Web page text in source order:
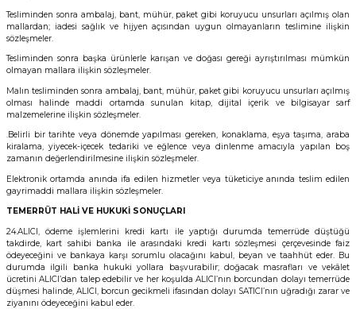
Tesliminden sonra ambalaj, bant, mühür, paket gibi koruyucu unsurları açılmış olan
mallardan; iadesi sağlık ve hijyen açısından uygun olmayanların teslimine ilişkin
sözleşmeler.
Tesliminden sonra başka ürünlerle karışan ve doğası gereği ayrıştırılması mümkün
olmayan mallara ilişkin sözleşmeler.
Malın tesliminden sonra ambalaj, bant, mühür, paket gibi koruyucu unsurları açılmış
olması halinde maddi ortamda sunulan kitap, dijital içerik ve bilgisayar sarf
malzemelerine ilişkin sözleşmeler.
.Belirli bir tarihte veya dönemde yapılması gereken, konaklama, eşya taşıma, araba
kiralama, yiyecek-içecek tedariki ve eğlence veya dinlenme amacıyla yapılan boş
zamanın değerlendirilmesine ilişkin sözleşmeler.
Elektronik ortamda anında ifa edilen hizmetler veya tüketiciye anında teslim edilen
gayrimaddi mallara ilişkin sözleşmeler.
TEMERRÜT HALİ VE HUKUKİ SONUÇLARI
24.ALICI, ödeme işlemlerini kredi kartı ile yaptığı durumda temerrüde düştüğü
takdirde, kart sahibi banka ile arasındaki kredi kartı sözleşmesi çerçevesinde faiz
ödeyeceğini ve bankaya karşı sorumlu olacağını kabul, beyan ve taahhüt eder. Bu
durumda ilgili banka hukuki yollara başvurabilir; doğacak masrafları ve vekâlet
ücretini ALICI’dan talep edebilir ve her koşulda ALICI’nın borcundan dolayı temerrüde
düşmesi halinde, ALICI, borcun gecikmeli ifasından dolayı SATICI’nın uğradığı zarar ve
ziyanını ödeyeceğini kabul eder.